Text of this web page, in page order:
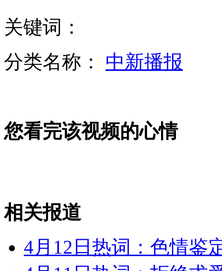
揭秘H7N9禽流感病毒研判过程
外交部：反对强权政治霸凌主义
外交部：有关国家言论片面不公正
关键词：
分类名称： 中新播报
您看完该视频的心情
相关报道
4月12日热词：色情鉴